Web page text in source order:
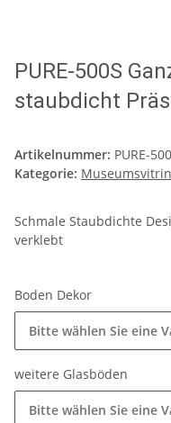
PURE-500S
staubdicht
Artikelnummer: PURE-
Kategorie:
Schmale Staubdichte
verklebt
Boden Dekor
Bitte wählen Sie eine
weitere Glasböden
Bitte wählen Sie eine